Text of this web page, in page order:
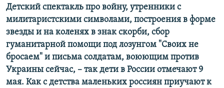
Детский спектакль про войну, утренники с
милитаристскими символами, построения в форме
звезды и на коленях в знак скорби, сбор
гуманитарной помощи под лозунгом "Своих не
бросаем" и письма солдатам, воюющим против
Украины сейчас, – так дети в России отмечают 9
мая. Как с детства маленьких россиян приучают к